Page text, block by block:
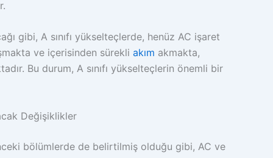
gibi, A sınıfı yükselteçlerde, henüz AC işaret
ve içerisinden sürekli akım akmakta,
Bu durum, A sınıfı yükselteçlerin önemli bir
Değişiklikler
bölümlerde de belirtilmiş olduğu gibi, AC ve